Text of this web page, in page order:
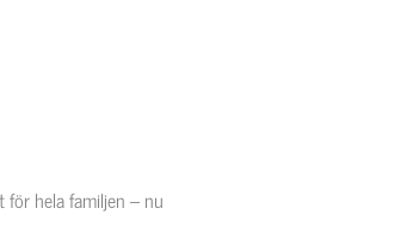
hela familjen – nu